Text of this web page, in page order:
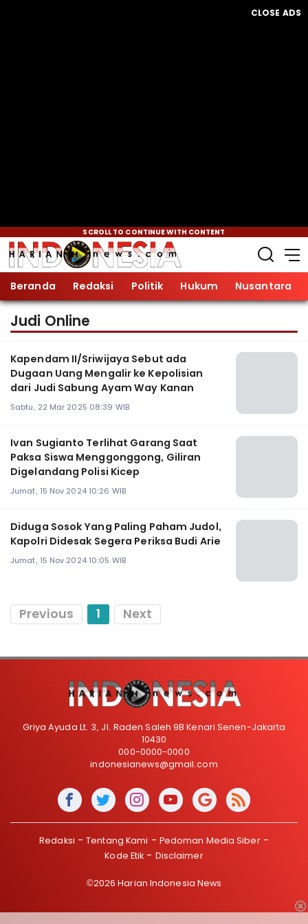
CLOSE ADS
SCROLL TO CONTINUE WITH CONTENT
Beranda Redaksi Politik Hukum Nusantara
Judi Online
Kapendam II/Sriwijaya Sebut ada
Dugaan Uang Mengalir ke Kepolisian
dari Judi Sabung Ayam Way Kanan
Sabtu, 22 Mar 2025 08:39 WIB
Ivan Sugianto Terlihat Garang Saat
Paksa Siswa Menggonggong, Giliran
Digelandang Polisi Kicep
Jumat, 15 Nov 2024 10:26 WIB
Diduga Sosok Yang Paling Paham Judol,
Kapolri Didesak Segera Periksa Budi Arie
Jumat, 15 Nov 2024 10:05 WIB
Previous 1 Next
Griya Ayuda Lt. 3, Jl. Raden Saleh 9B Kenari Senen-Jakarta
10430
000-0000-0000
indonesianews@gmail.com
Redaksi Tentang Kami
Pedoman Media Siber
Kode Etik
Disclaimer
©2026 Harian Indonesia News